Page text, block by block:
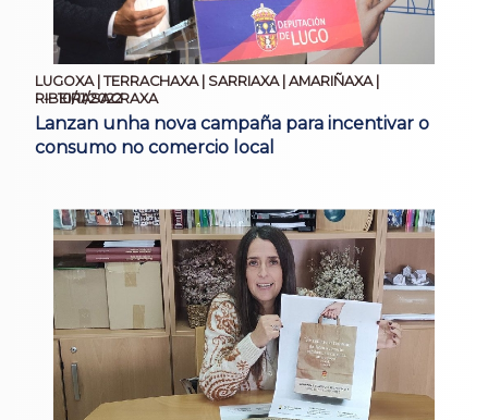
LUGOXA | TERRACHAXA | SARRIAXA | AMARIÑAXA |
RIBEIRASACRAXA
10/11/2022
Lanzan unha nova campaña para incentivar o
consumo no comercio local